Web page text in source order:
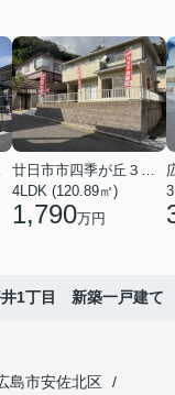
廿日市市四季が丘３丁目
4LDK (120.89㎡)
1,790万円
井1丁目 新築一戸建て
島市安佐北区